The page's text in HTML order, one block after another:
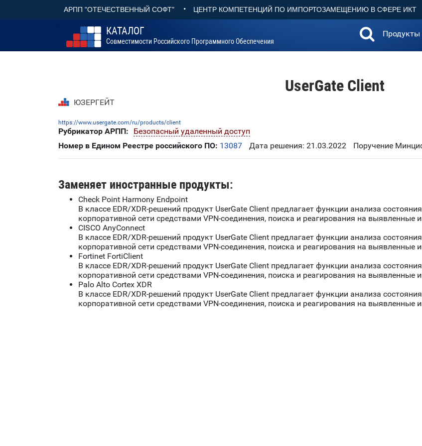
АРПП "ОТЕЧЕСТВЕННЫЙ СОФТ" • ЦЕНТР КОМПЕТЕНЦИЙ ПО ИМПОРТОЗАМЕЩЕНИЮ В СФЕРЕ ИКТ
КАТАЛОГ
Совместимости Российского Программного Обеспечения
Продукты
UserGate Client
ЮЗЕРГЕЙТ
https://www.usergate.com/ru/products/client
Рубрикатор АРПП:
Безопасный удаленный доступ
Номер в Едином Реестре российского ПО: 13087 Дата решения: 21.03.2022 Поручение
Заменяет иностранные продукты:
Check Point Harmony Endpoint
В классе EDR/XDR-решений продукт UserGate Client предлагает функции анализа
корпоративной сети средствами VPN-соединения, поиска и реагирования на выявленные
CISCO AnyConnect
В классе EDR/XDR-решений продукт UserGate Client предлагает функции анализа
корпоративной сети средствами VPN-соединения, поиска и реагирования на выявленные
Fortinet FortiClient
В классе EDR/XDR-решений продукт UserGate Client предлагает функции анализа
корпоративной сети средствами VPN-соединения, поиска и реагирования на выявленные
Palo Alto Cortex XDR
В классе EDR/XDR-решений продукт UserGate Client предлагает функции анализа
корпоративной сети средствами VPN-соединения, поиска и реагирования на выявленные